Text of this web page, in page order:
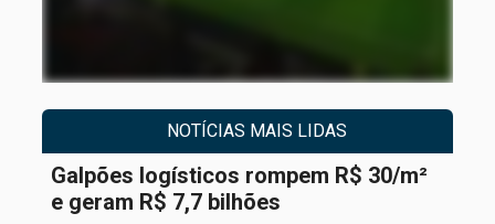
NOTÍCIAS MAIS LIDAS
Galpões logísticos rompem R$ 30/m²
e geram R$ 7,7 bilhões